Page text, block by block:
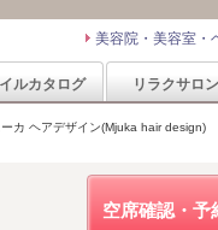
美容院・美容室・
ルカタログ リラクサロン
ーカ ヘアデザイン(Mjuka hair design)
空席確認・予